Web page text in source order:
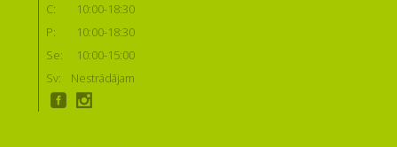
C:
10:00-18:30
P:
10:00-18:30
Se:
10:00-15:00
Sv:
Nestrādājam